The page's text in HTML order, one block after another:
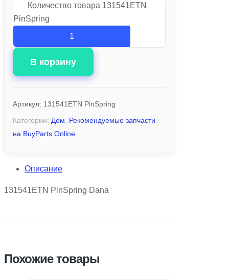
Количество товара 131541ETN
PinSpring
В корзину
Артикул: 131541ETN PinSpring
Категории: Дом
Рекомендуемые запчасти
на BuyParts.Online
Описание
131541ETN PinSpring Dana
Похожие товары